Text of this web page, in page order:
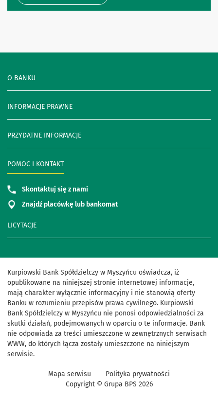
O BANKU
INFORMACJE PRAWNE
PRZYDATNE INFORMACJE
POMOC I KONTAKT
Skontaktuj się z nami
Znajdź placówkę lub bankomat
LICYTACJE
Kurpiowski Bank Spółdzielczy w Myszyńcu oświadcza, iż
opublikowane na niniejszej stronie internetowej informacje,
mają charakter wyłącznie informacyjny i nie stanowią oferty
Banku w rozumieniu przepisów prawa cywilnego. Kurpiowski
Bank Spółdzielczy w Myszyńcu nie ponosi odpowiedzialności za
skutki działań, podejmowanych w oparciu o te informacje. Bank
nie odpowiada za treści umieszczone w zewnętrznych serwisach
WWW, do których łącza zostały umieszczone na niniejszym
serwisie.
Mapa serwisu
Polityka prywatności
Copyright © Grupa BPS 2026